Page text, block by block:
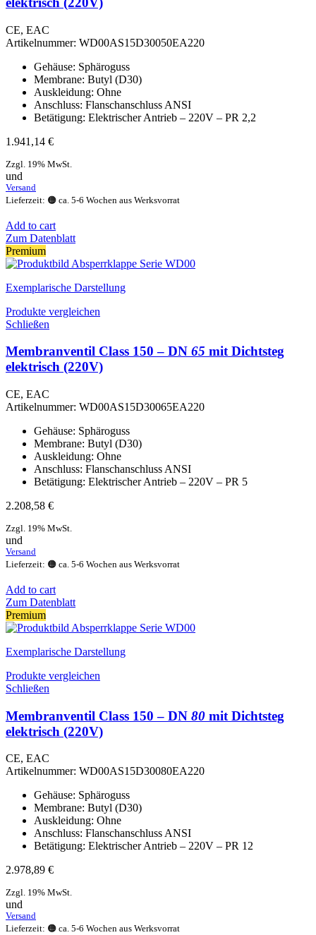
CE, EAC
Artikelnummer: WD00AS15D30050EA220
Gehäuse: Sphäroguss
Membrane: Butyl (D30)
Auskleidung: Ohne
Anschluss: Flanschanschluss ANSI
Betätigung: Elektrischer Antrieb – 220V – PR 2,2
1.941,14 €
Zzgl. 19% MwSt.
und
Versand
Lieferzeit: 🟠 ca. 5-6 Wochen aus Werksvorrat
Add to cart
Zum Datenblatt
Premium
Exemplarische Darstellung
Produkte vergleichen
Schließen
Membranventil Class 150 – DN 65 mit Dichtsteg
elektrisch (220V)
CE, EAC
Artikelnummer: WD00AS15D30065EA220
Gehäuse: Sphäroguss
Membrane: Butyl (D30)
Auskleidung: Ohne
Anschluss: Flanschanschluss ANSI
Betätigung: Elektrischer Antrieb – 220V – PR 5
2.208,58 €
Zzgl. 19% MwSt.
und
Versand
Lieferzeit: 🟠 ca. 5-6 Wochen aus Werksvorrat
Add to cart
Zum Datenblatt
Premium
Exemplarische Darstellung
Produkte vergleichen
Schließen
Membranventil Class 150 – DN 80 mit Dichtsteg
elektrisch (220V)
CE, EAC
Artikelnummer: WD00AS15D30080EA220
Gehäuse: Sphäroguss
Membrane: Butyl (D30)
Auskleidung: Ohne
Anschluss: Flanschanschluss ANSI
Betätigung: Elektrischer Antrieb – 220V – PR 12
2.978,89 €
Zzgl. 19% MwSt.
und
Versand
Lieferzeit: 🟠 ca. 5-6 Wochen aus Werksvorrat